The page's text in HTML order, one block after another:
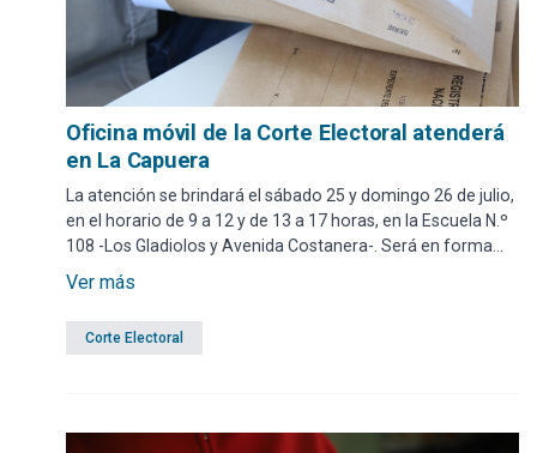
Oficina móvil de la Corte Electoral atenderá
en La Capuera
La atención se brindará el sábado 25 y domingo 26 de julio,
en el horario de 9 a 12 y de 13 a 17 horas, en la Escuela N.º
108 -Los Gladiolos y Avenida Costanera-. Será en forma
presencial y por orden de llegada.
Ver más
Corte Electoral